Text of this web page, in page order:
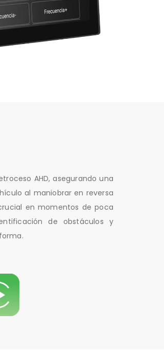
AHD, asegurando una
al maniobrar en reversa
en momentos de poca
de obstáculos y